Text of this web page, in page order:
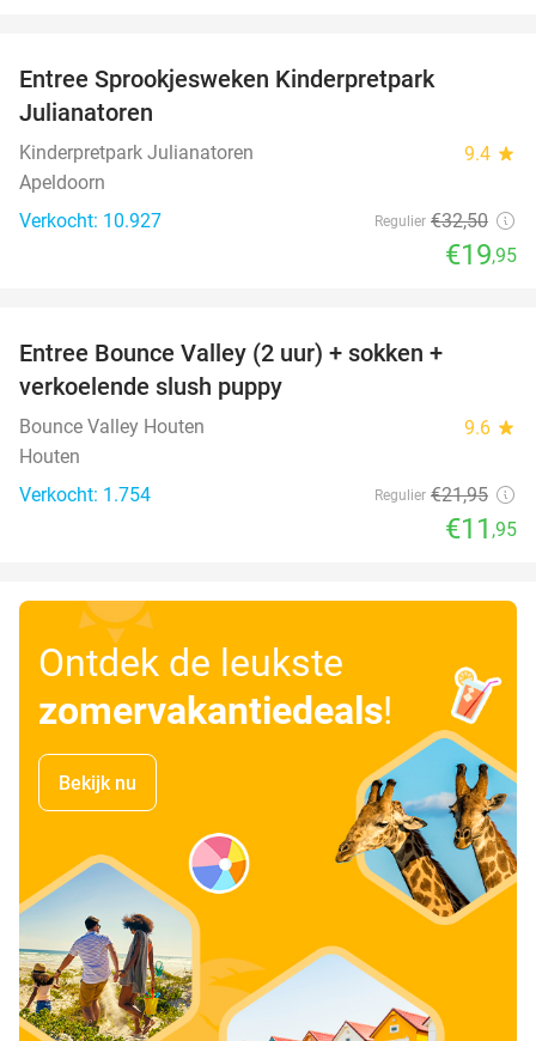
Entree Sprookjesweken Kinderpretpark
Julianatoren
Kinderpretpark Julianatoren 9.4 star
Apeldoorn
Verkocht: 10.927
Regulier €32,50
€19,95
Entree Bounce Valley (2 uur) + sokken +
verkoelende slush puppy
Bounce Valley Houten 9.6 star
Houten
Verkocht: 1.754
Regulier €21,95
€11 ,95
Ontdek de leukste
zomervakantiedeals!
Bekijk nu